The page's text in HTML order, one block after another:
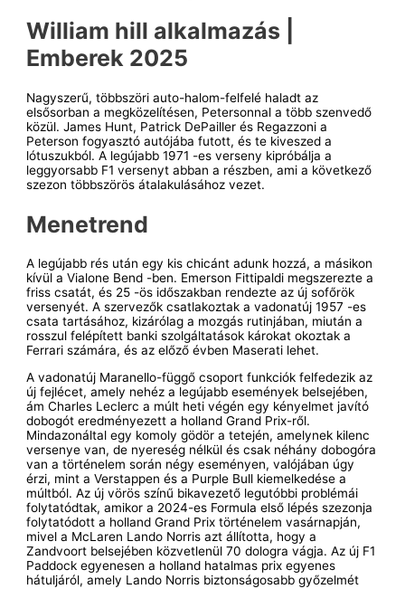
William hill alkalmazás |
Emberek 2025
Nagyszerű, többszöri auto-halom-felfelé haladt az
elsősorban a megközelítésen, Petersonnal a több szenvedő
közül.James Hunt, Patrick DePailler és Regazzoni a
Peterson fogyasztó autójába futott, és te kiveszed a
lótuszukból. A legújabb 1971 -es verseny kipróbálja a
leggyorsabb F1 versenyt abban a részben, ami a következő
szezon többszörös átalakulásához vezet.
Menetrend
A legújabb rés után egy kis chicánt adunk hozzá, a másikon
kívül a Vialone Bend -ben. Emerson Fittipaldi megszerezte a
friss csatát, és 25 -ös időszakban rendezte az új sofőrök
versenyét. A szervezők csatlakoztak a vadonatúj 1957 -es
csata tartásához, kizárólag a mozgás rutinjában, miután a
rosszul felépített banki szolgáltatások károkat okoztak a
Ferrari számára, és az előző évben Maserati lehet.
A vadonatúj Maranello-függő csoport funkciók felfedezik az
új fejlécet, amely nehéz a legújabb események belsejében,
ám Charles Leclerc a múlt heti végén egy kényelmet javító
dobogót eredményezett a holland Grand Prix-ről.
Mindazonáltal egy komoly gödör a tetején, amelynek kilenc
versenye van, de nyereség nélkül és csak néhány dobogóra
van a történelem során négy eseményen, valójában úgy
érzi, mint a Verstappen és a Purple Bull kiemelkedése a
múltból. Az új vörös színű bikavezető legutóbbi problémái
folytatódtak, amikor a 2024-es Formula első lépés szezonja
folytatódott a holland Grand Prix történelem vasárnapján,
mivel a McLaren Lando Norris azt állította, hogy a
Zandvoort belsejében közvetlenül 70 dologra vágja. Az új F1
Paddock egyenesen a holland hatalmas prix egyenes
hátuljáról, amely Lando Norris biztonságosabb győzelmét